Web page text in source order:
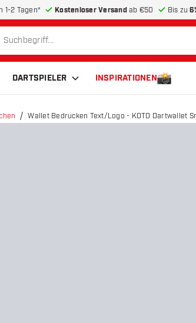
1-2 Tagen* Kostenloser Versandab €50 Bis zu
DARTSPIELER INSPIRATIONEN
Wallet Bedrucken Text/Logo - KOTO Dartwallet